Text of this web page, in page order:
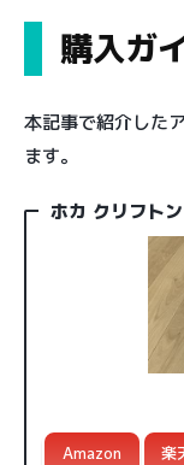
購入ガ
本記事で紹介した
ます。
ホカ クリフト
Amazon 楽